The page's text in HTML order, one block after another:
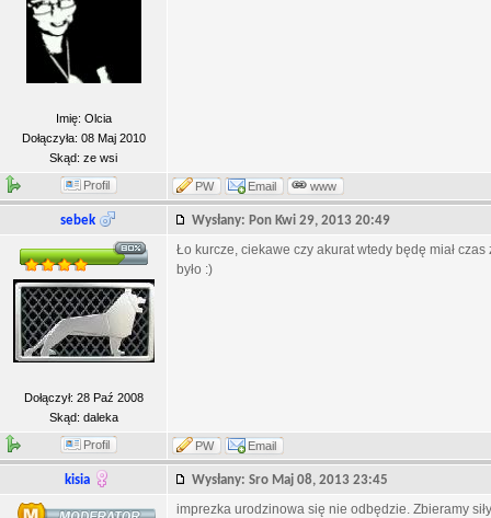
Imię: Olcia
Dołączyła: 08 Maj 2010
Skąd: ze wsi
Profil PW Email www
sebek Wysłany: Pon Kwi 29, 2013 20:49
Dołączył: 28 Paź 2008
Skąd: daleka
Ło kurcze, ciekawe czy akurat wtedy będę miał
było :)
Profil PW Email
kisia Wysłany: Sro Maj 08, 2013 23:45
imprezka urodzinowa się nie odbędzie. Zbieramy